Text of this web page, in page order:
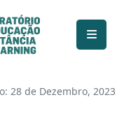
28 de Dezembro, 2023